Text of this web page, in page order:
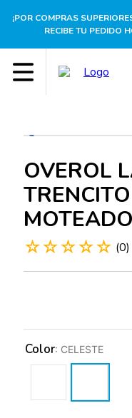
¡POR COMPRAS
RECIBE TU PEDIDO
OVEROL
☆☆☆☆☆ (0)
Color: CELESTE